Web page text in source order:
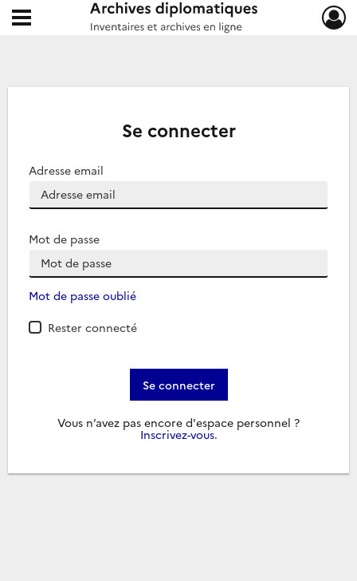
Archives diplomatiques
Ouvrir le menu déroulant
Se connecter
Adresse email
Mot de passe
Mot de passe oublié
Rester connecté
Se connecter
Vous n’avez pas encore d'espace personnel ?
Inscrivez-vous.